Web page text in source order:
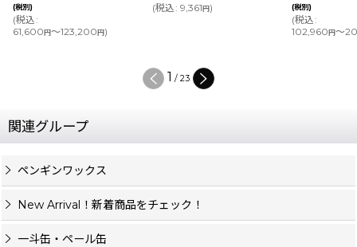
(税別)
(税込:
61,600円～123,200円)
(税込: 9,361円) (税別)
(税込:
102,960円～
1 / 23
関連グループ
ペンギンワックス
New Arrival！新着商品をチェック！
一斗缶・ペール缶